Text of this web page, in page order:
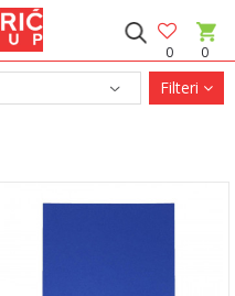
0
0
Filteri